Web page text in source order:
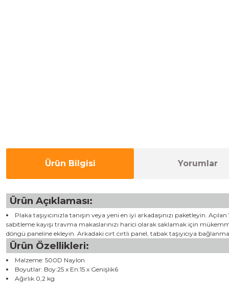
Ürün Bilgisi Yorumlar
Ürün Açıklaması:
Plaka taşıyıcınızla tanışın veya yeni en iyi arkadaşınızı paketleyin.
sabitleme kayışı travma makaslarınızı harici olarak saklamak için
döngü paneline ekleyin. Arkadaki cırt cırtlı panel, tabak taşıyıcıya
Ürün Özellikleri:
Malzeme: 500D Naylon
Boyutlar: Boy:25 x En:15 x Genişlik6
Ağırlık 0,2 kg